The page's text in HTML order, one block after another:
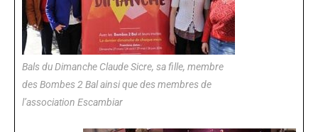
Bals du Dimanche Claude Sicre, sa fille, membre
des Bombes 2 Bal ainsi que des membres de
l’association Escambiar